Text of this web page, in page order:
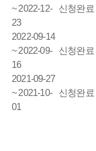
~ 2022-12-
23
신청완료
2022-09-14
~ 2022-09-
16
신청완료
2021-09-27
~ 2021-10-
01
신청완료